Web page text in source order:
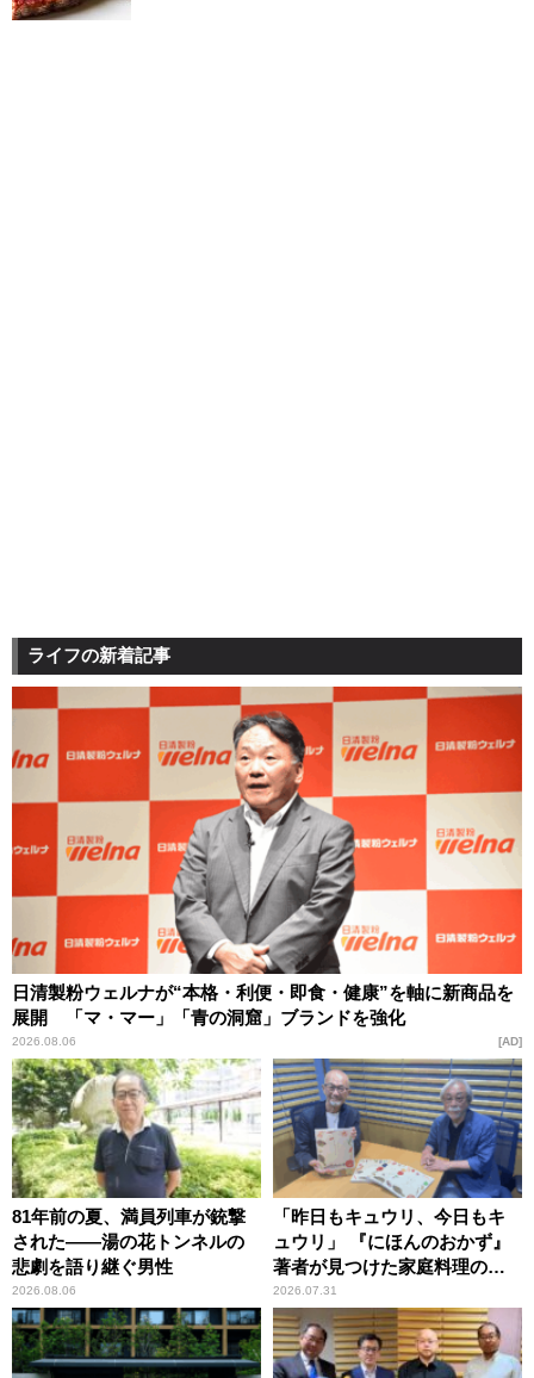
ライフの新着記事
日清製粉ウェルナが“本格・利便・即食・健康”を軸に新商品を
展開 「マ・マー」「青の洞窟」ブランドを強化
2026.08.06 AD
81年前の夏、満員列車が銃撃
された――湯の花トンネルの
悲劇を語り継ぐ男性
2026.08.06
「昨日もキュウリ、今日もキ
ュウリ」 『にほんのおかず』
著者が見つけた家庭料理の知
恵
2026.07.31